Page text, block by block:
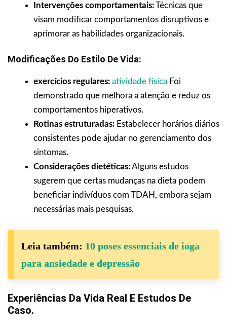
Intervenções comportamentais:Técnicas que
visam modificar comportamentos disruptivos e
aprimorar as habilidades organizacionais.
Modificações Do Estilo De Vida:
exercícios regulares: atividade física Foi
demonstrado que melhora a atenção e reduz os
comportamentos hiperativos.
Rotinas estruturadas: Estabelecer horários diários
consistentes pode ajudar no gerenciamento dos
sintomas.
Considerações dietéticas:Alguns estudos
sugerem que certas mudanças na dieta podem
beneficiar indivíduos com TDAH, embora sejam
necessárias mais pesquisas.
Leia também: 10 poses essenciais de ioga
para ansiedade e depressão
Experiências Da Vida Real E Estudos De
Caso.